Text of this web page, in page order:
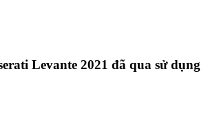
Levante 2021 đã qua sử dụng